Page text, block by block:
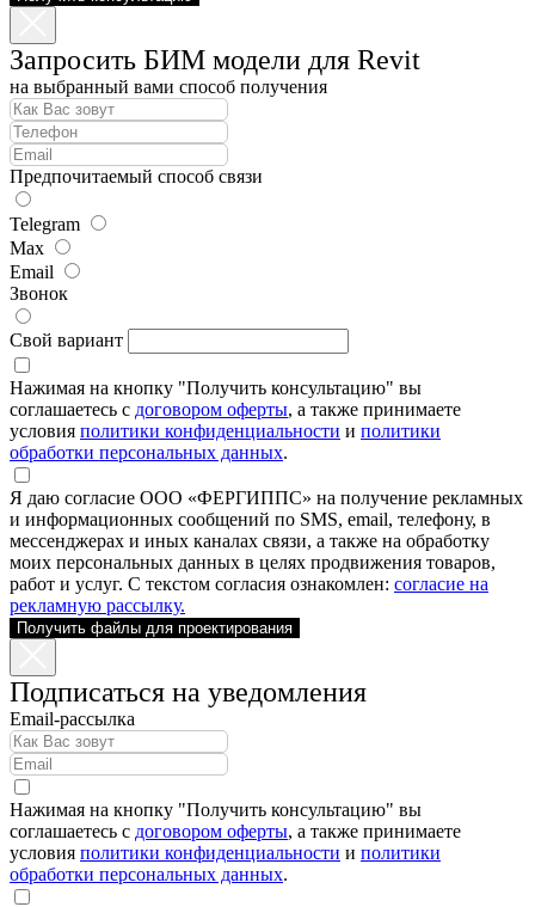
Запросить БИМ модели для Revit
на выбранный вами способ получения
Предпочитаемый способ связи
Telegram
Max
Email
Звонок
Свой вариант
Нажимая на кнопку "Получить консультацию" вы
соглашаетесь с договором оферты, а также принимаете
условия политики конфиденциальности и политики
обработки персональных данных.
Я даю согласие ООО «ФЕРГИППС» на получение рекламных
и информационных сообщений по SMS, email, телефону, в
мессенджерах и иных каналах связи, а также на обработку
моих персональных данных в целях продвижения товаров,
работ и услуг. С текстом согласия ознакомлен: согласие на
рекламную рассылку.
Получить файлы для проектирования
Подписаться на уведомления
Email-рассылка
Нажимая на кнопку "Получить консультацию" вы
соглашаетесь с договором оферты, а также принимаете
условия политики конфиденциальности и политики
обработки персональных данных.